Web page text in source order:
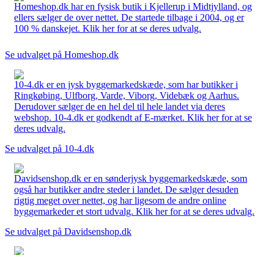
Homeshop.dk har en fysisk butik i Kjellerup i Midtjylland, og
ellers sælger de over nettet. De startede tilbage i 2004, og er
100 % danskejet. Klik her for at se deres udvalg.
Se udvalget på Homeshop.dk
10-4.dk er en jysk byggemarkedskæde, som har butikker i
Ringkøbing, Ulfborg, Varde, Viborg, Videbæk og Aarhus.
Derudover sælger de en hel del til hele landet via deres
webshop. 10-4.dk er godkendt af E-mærket. Klik her for at se
deres udvalg.
Se udvalget på 10-4.dk
Davidsenshop.dk er en sønderjysk byggemarkedskæde, som
også har butikker andre steder i landet. De sælger desuden
rigtig meget over nettet, og har ligesom de andre online
byggemarkeder et stort udvalg. Klik her for at se deres udvalg.
Se udvalget på Davidsenshop.dk